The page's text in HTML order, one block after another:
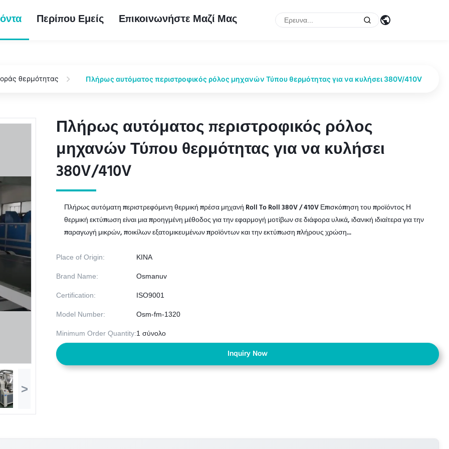
Περίπου Εμείς Επικοινωνήστε Μαζί Μας
θερμότητας Πλήρως αυτόματος περιστροφικός ρόλος μηχανών Τύπου θερμότητας για να κυλήσει 380V/410V
>
Πλήρως αυτόματος περιστροφικός ρόλος
μηχανών Τύπου θερμότητας για να κυλήσει
380V/410V
Πλήρως αυτόματος περιστροφικός ρόλος
μηχανών Τύπου θερμότητας για να κυλήσει
380V/410V
Πλήρως αυτόματη περιστρεφόμενη θερμική πρέσα μηχανή Roll To Roll 380V / 410V Επισκόπηση του προϊόντος Η
θερμική εκτύπωση είναι μια προηγμένη μέθοδος για την εφαρμογή μοτίβων σε διάφορα υλικά, ιδανική ιδιαίτερα για την
παραγωγή μικρών, ποικίλων εξατομικευμένων προϊόντων και την εκτύπωση πλήρους χρώση...
Place of Origin: ΚΙΝΑ
Brand Name: Osmanuv
Certification: ISO9001
Model Number: Osm-fm-1320
Minimum Order Quantity:1 σύνολο
Inquiry Now